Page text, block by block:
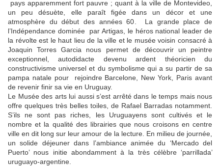
pays apparemment fort pauvre ; quant à la ville de Montevideo,
un peu désuète, elle paraît figée dans un décor et une
atmosphère du début des années 60.
La grande place de
l’Indépendance dominée
par Artigas, le héros national leader de
la révolte est le haut lieu de la ville et le musée voisin consacré à
Joaquin Torres Garcia nous permet de découvrir un peintre
exceptionnel, autodidacte devenu ardent théoricien du
constructivisme universel et du symbolisme qui a su partir de sa
pampa natale pour
rejoindre Barcelone, New York, Paris avant
de revenir finir sa vie en Uruguay.
Le Musée des arts lui aussi s’est arrêté dans le temps mais nous
offre quelques très belles toiles, de Rafael Barradas notamment.
S’ils ne sont pas riches, les Uruguayens sont cultivés et le
nombre et la qualité des librairies que nous croisons en centre
ville en dit long sur leur amour de la lecture. En milieu de journée,
un solide déjeuner dans l’ambiance animée du ‘Mercado del
Puerto’ nous initie abondamment à la très célèbre ‘parrillada’
uruguayo-argentine.